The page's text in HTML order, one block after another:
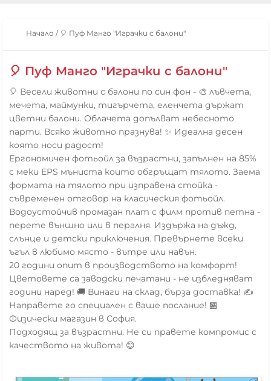
Начало / 🎈 Пуф Манго "Играчки с балони"
🎈 Пуф Манго "Играчки с балони"
🎈 Весели животни с балони по син фон - 🎨 лъвчета,
мечета, маймунки, тигърчета, еленчета държат
цветни балони. Облачета допълват небесното
парти. Всяко животно празнува! ✨ Идеална десен
която носи радост!
Ергономичен фотьойл за възрастни, запълнен на 85%
с меки EPS мъниста които обгръщат тялото. Заема
формата на тялото при изправена стойка -
съвременен отговор на класическия фотьойл.
Водоустойчив промазан плат с филм против петна -
перете външно или в пералня. Издържа на дъжд,
слънце и детски приключения. Превърнете всеки
ъгъл в любимо място - вътре или навън.
20 години опит в производството на комфорт!
Цветовете са заводски печатани - не избледняват
години наред! 🚚 Винаги на склад, бърза доставка! ✍️
Направете го специален с ваше послание! 🏪
Физически магазин в София.
Подходящ за възрастни. Не си правете компромис с
качеството на живота! 😊